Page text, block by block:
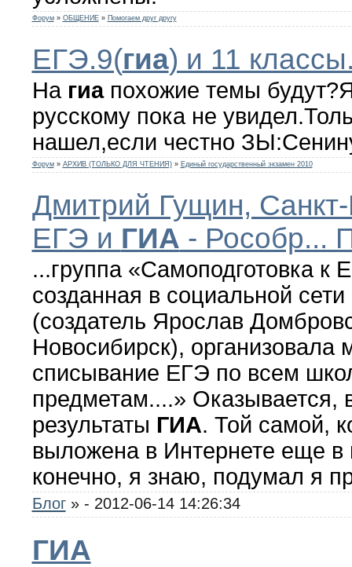
Форум » ОБЩЕНИЕ » Помогаем друг другу
ЕГЭ.9(гиа) и 11
На гиапохожие темы
русскому пока не
нашел,если честно
Форум » АРХИВ (ТОЛЬКО ДЛЯ ЧТЕНИЯ) » Единый государственный экзамен 2010
Дмитрий Гущин,
ЕГЭ и ГИА - Рособр...
...группа «Самоподготовка к
созданная в социальной сети
(создатель Ярослав
Новосибирск), организовала
списывание ЕГЭ по всем
предметам....» Оказывается,
результаты ГИА. Той самой,
выложена в Интернете еще
конечно, я знаю, подумал я
Блог » - 2012-06-14 14:26:34
ГИА